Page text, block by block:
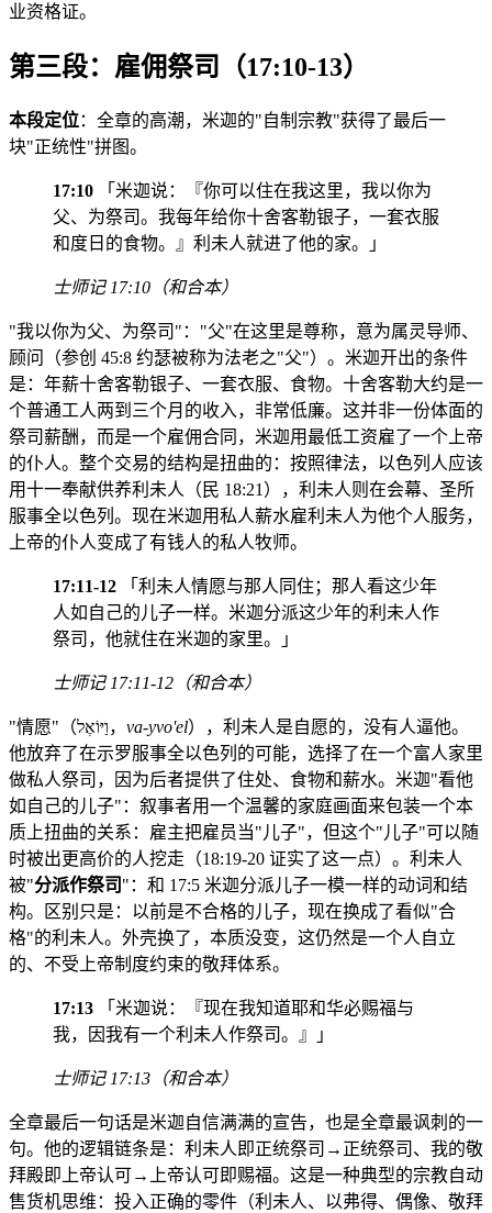
业资格证。
第三段：雇佣祭司（17:10-13）
本段定位：全章的高潮，米迦的"自制宗教"获得了最后一
块"正统性"拼图。
17:10 「米迦说：『你可以住在我这里，我以你为
父、为祭司。我每年给你十舍客勒银子，一套衣服
和度日的食物。』利未人就进了他的家。」
士师记 17:10（和合本）
"我以你为父、为祭司"："父"在这里是尊称，意为属灵导师、
顾问（参创 45:8 约瑟被称为法老之"父"）。米迦开出的条件
是：年薪十舍客勒银子、一套衣服、食物。十舍客勒大约是一
个普通工人两到三个月的收入，非常低廉。这并非一份体面的
祭司薪酬，而是一个雇佣合同，米迦用最低工资雇了一个上帝
的仆人。整个交易的结构是扭曲的：按照律法，以色列人应该
用十一奉献供养利未人（民 18:21），利未人则在会幕、圣所
服事全以色列。现在米迦用私人薪水雇利未人为他个人服务，
上帝的仆人变成了有钱人的私人牧师。
17:11-12 「利未人情愿与那人同住；那人看这少年
人如自己的儿子一样。米迦分派这少年的利未人作
祭司，他就住在米迦的家里。」
士师记 17:11-12（和合本）
"情愿"（וַיּוֹאֶל， va-yvo'el），利未人是自愿的，没有人逼他。
他放弃了在示罗服事全以色列的可能，选择了在一个富人家里
做私人祭司，因为后者提供了住处、食物和薪水。米迦"看他
如自己的儿子"：叙事者用一个温馨的家庭画面来包装一个本
质上扭曲的关系：雇主把雇员当"儿子"，但这个"儿子"可以随
时被出更高价的人挖走（18:19-20 证实了这一点）。利未人
被"分派作祭司 "：和 17:5 米迦分派儿子一模一样的动词和结
构。区别只是：以前是不合格的儿子，现在换成了看似"合
格"的利未人。外壳换了，本质没变，这仍然是一个人自立
的、不受上帝制度约束的敬拜体系。
17:13 「米迦说：『现在我知道耶和华必赐福与
我，因我有一个利未人作祭司。』」
士师记 17:13（和合本）
全章最后一句话是米迦自信满满的宣告，也是全章最讽刺的一
句。他的逻辑链条是：利未人即正统祭司→正统祭司、我的敬
拜殿即上帝认可→上帝认可即赐福。这是一种典型的宗教自动
售货机思维：投入正确的零件（利未人、以弗得、偶像、敬拜